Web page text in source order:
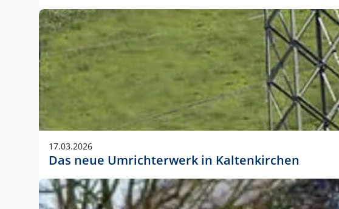
DIN A3 – 15 mm hoch (5 %)
DIN A1 – 39 mm hoch (5 %)
DIN lang – 10 mm hoch (5 %)
1080 x 1080 px – 78 px hoch (7 %)
In Ausnahmefällen darf das Logo jedoch auch größer oder
stets der vorherigen Absprache mit der Marketingabteilung.
17.03.2026
Das neue Umrichterwerk in Kaltenkirchen